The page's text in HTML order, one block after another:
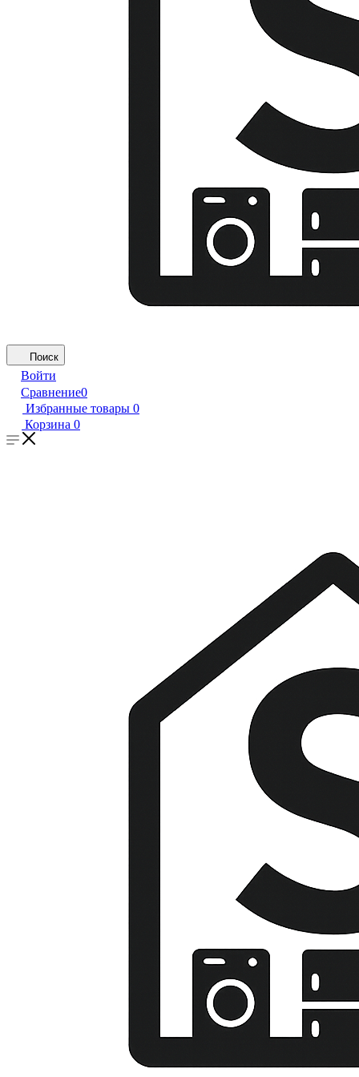
Поиск
Войти
Сравнение0
Избранные товары 0
Корзина 0